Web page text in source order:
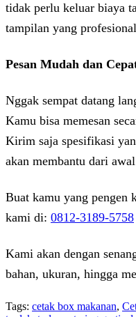
tidak perlu keluar biaya
tampilan yang
Pesan Mudah dan
Nggak sempat datang
Kamu bisa memesan
Kirim saja spesifikasi
akan membantu dari
Buat kamu yang pengen
kami di: 0812-3189-5758
Kami akan dengan
bahan, ukuran, hingga
Tags: cetak box makanan,